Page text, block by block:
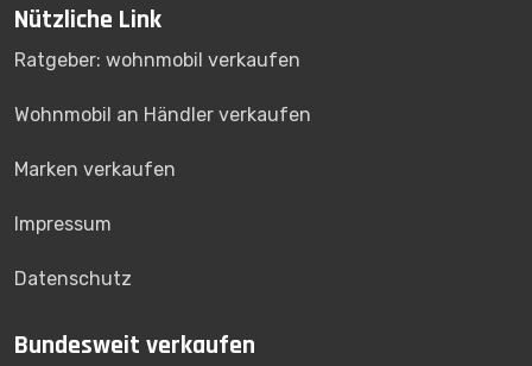
Nützliche Link
Ratgeber: wohnmobil verkaufen
Wohnmobil an Händler verkaufen
Marken verkaufen
Impressum
Datenschutz
Bundesweit verkaufen